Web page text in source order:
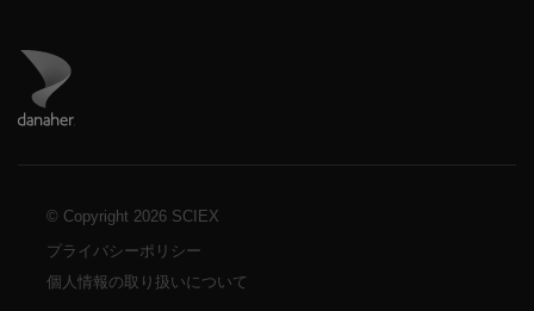
ダナハーのサイトにアクセス
© Copyright 2026 SCIEX
プライバシーポリシー
個人情報の取り扱いについて